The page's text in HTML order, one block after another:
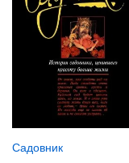
Садовник